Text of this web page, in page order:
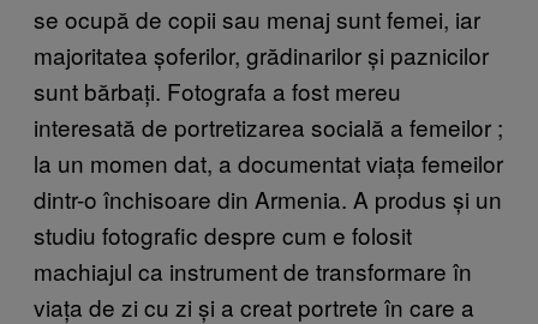
se ocupă de copii sau menaj sunt femei, iar
majoritatea șoferilor, grădinarilor și paznicilor
sunt bărbați. Fotografa a fost mereu
interesată de portretizarea socială a femeilor ;
la un momen dat, a documentat viața femeilor
dintr-o închisoare din Armenia. A produs și un
studiu fotografic despre cum e folosit
machiajul ca instrument de transformare în
viața de zi cu zi și a creat portrete în care a